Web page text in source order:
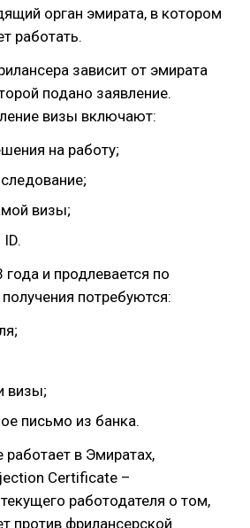
орган эмирата, в котором
работать.
зависит от эмирата
подано заявление.
визы включают:
на работу;
визы;
и продлевается по
потребуются:
визы;
письмо из банка.
работает в Эмиратах,
Certificate –
работодателя о том,
против фрилансерской